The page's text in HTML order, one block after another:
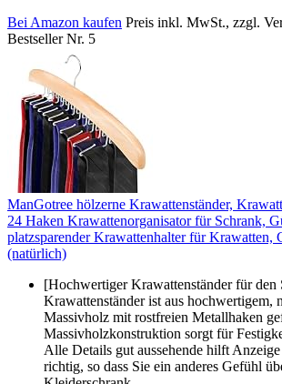
Bei Amazon kaufen Preis inkl. MwSt., zzgl.
Bestseller Nr. 5
ManGotree hölzerne Krawattenständer,
24 Haken Krawattenorganisator für Schrank,
platzsparender Krawattenhalter für Krawatten,
(natürlich)
[Hochwertiger Krawattenständer für
Krawattenständer ist aus hochwertigem,
Massivholz mit rostfreien Metallhaken
Massivholzkonstruktion sorgt für
Alle Details gut aussehende hilft
richtig, so dass Sie ein anderes Gefühl